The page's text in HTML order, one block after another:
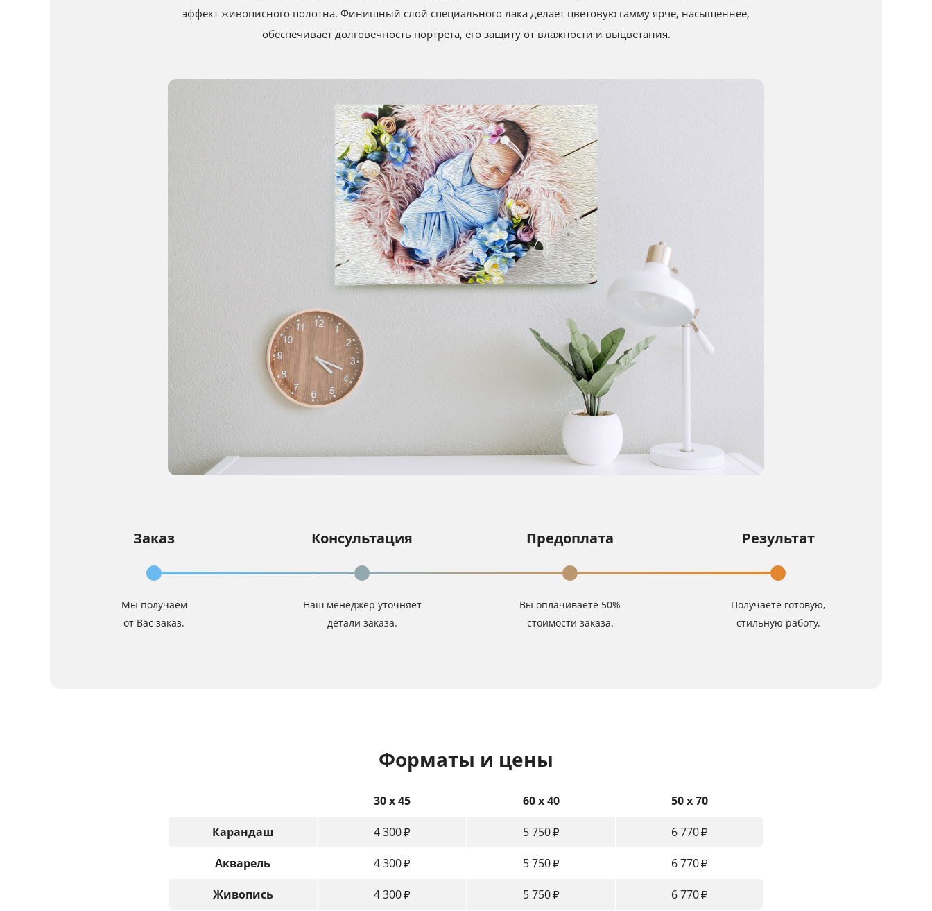
эффект живописного полотна. Финишный слой специального лака делает цветовую гамму ярче, насыщеннее,
обеспечивает долговечность портрета, его защиту от влажности и выцветания.
Заказ
Мы получаем
от Вас заказ.
Консультация
Наш менеджер уточняет
детали заказа.
Предоплата
Вы оплачиваете 50%
стоимости заказа.
Результат
Получаете готовую,
стильную работу.
Форматы и цены
30 x 45 60 x 40 50 x 70
Карандаш 4 300₽ 5 750₽ 6 770₽
Акварель 4 300₽ 5 750₽ 6 770₽
Живопись 4 300₽ 5 750₽ 6 770₽